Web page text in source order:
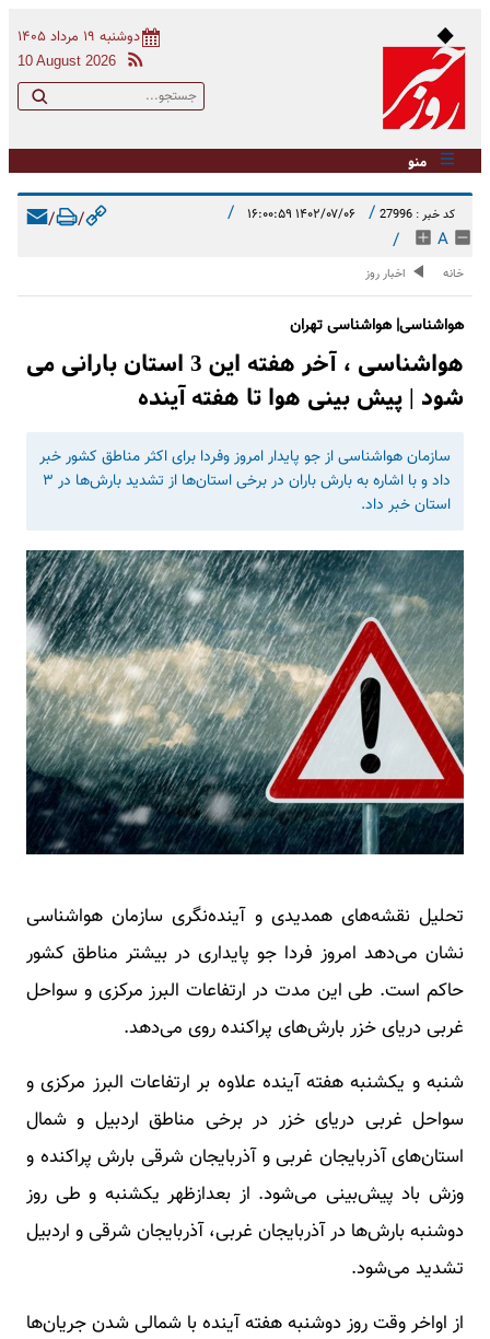
دوشنبه ۱۹ مرداد ۱۴۰۵
10 August 2026
منو
کد خبر : 27996 / ۱۴۰۲/۰۷/۰۶ ۱۶:۰۰:۵۹ /
A
/
/
/
خانه اخبار روز
هواشناسی| هواشناسی تهران
هواشناسی ، آخر هفته این 3 استان بارانی می
شود | پیش بینی هوا تا هفته آینده
سازمان هواشناسی از جو پایدار امروز وفردا برای اکثر مناطق کشور خبر
داد و با اشاره به بارش باران در برخی استان‌ها از تشدید بارش‌ها در ۳
استان خبر داد.
تحلیل نقشه‌های همدیدی و‌ آینده‌نگری سازمان هواشناسی
نشان می‌دهد امروز فردا جو پایداری در بیشتر مناطق کشور
حاکم است. طی این مدت در ارتفاعات البرز مرکزی و سواحل
غربی دریای خزر بارش‌های پراکنده روی می‌دهد.
شنبه و یکشنبه هفته آینده علاوه بر ارتفاعات البرز مرکزی و
سواحل غربی دریای خزر در برخی مناطق اردبیل و شمال
استان‌های آذربایجان غربی و آذربایجان شرقی بارش پراکنده و
وزش باد پیش‌بینی می‌شود. از بعدازظهر یکشنبه و طی روز
دوشنبه بارش‌ها در آذربایجان غربی، آذربایجان شرقی و اردبیل
تشدید می‌شود.
از اواخر وقت روز دوشنبه هفته آینده با شمالی شدن جریان‌ها